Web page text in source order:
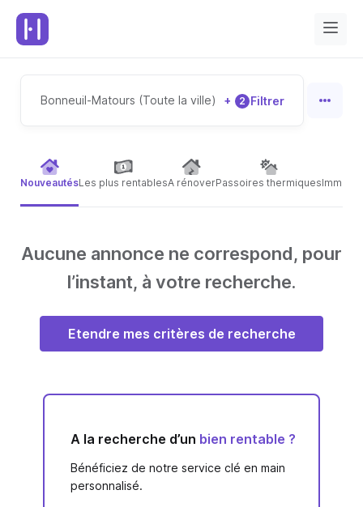
Bonneuil-Matours (Toute la ville) + 2 Filtrer
NouveautésLes plus rentablesA rénoverPassoires thermiques
Aucune annonce ne correspond, pour
l’instant, à votre recherche.
Etendre mes critères de recherche
A la recherche d’un bien rentable ?
Bénéficiez de notre service clé en main
personnalisé.